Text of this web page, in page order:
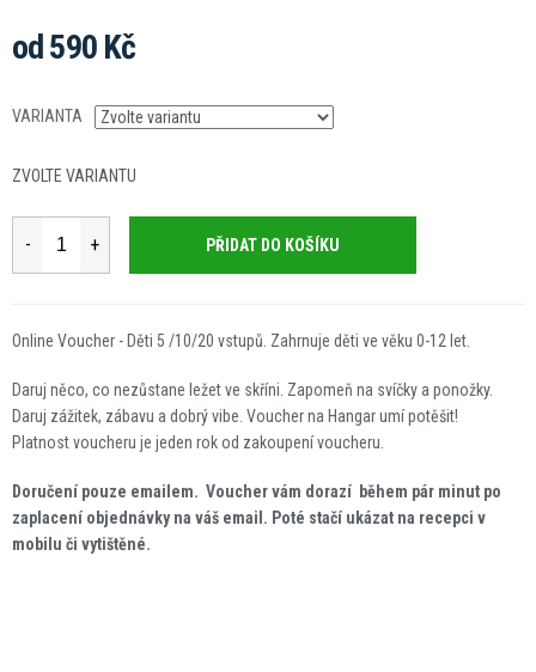
od 590 Kč
cena:
VARIANTA
ZVOLTE VARIANTU
PŘIDAT DO KOŠÍKU
Online Voucher - Děti 5 /10/20 vstupů. Zahrnuje děti ve věku 0-12 let.
Daruj něco, co nezůstane ležet ve skříni. Zapomeň na svíčky a ponožky.
Daruj zážitek, zábavu a dobrý vibe. Voucher na Hangar umí potěšit!
Platnost voucheru je jeden rok od zakoupení voucheru.
Doručení pouze emailem. Voucher vám dorazí během pár minut po
zaplacení objednávky na váš email. Poté stačí ukázat na recepci v
mobilu či vytištěné.